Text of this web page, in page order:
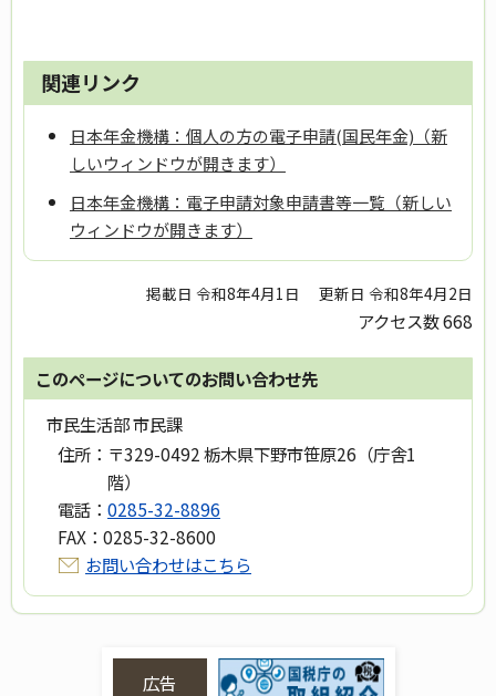
関連リンク
日本年金機構：個人の方の電子申請(国民年金)（新
しいウィンドウが開きます）
日本年金機構：電子申請対象申請書等一覧（新しい
ウィンドウが開きます）
掲載日 令和8年4月1日 更新日 令和8年4月2日
アクセス数668
このページについてのお問い合わせ先
市民生活部 市民課
住所： 〒329-0492 栃木県下野市笹原26（庁舎1
階）
電話： 0285-32-8896
FAX： 0285-32-8600
お問い合わせはこちら
広告